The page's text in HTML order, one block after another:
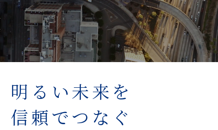
明るい未来を
信頼でつなぐ